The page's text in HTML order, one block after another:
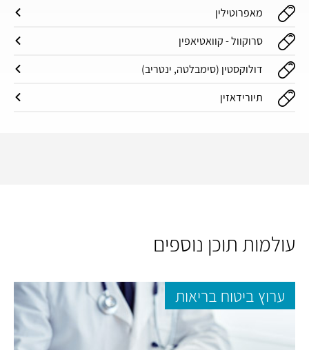
מאפרוטילין
סרוקוול - קוואטיאפין
דולוקסטין (סימבלטה, ינטריב)
תיורידאזין
עולמות תוכן נוספים
ערוץ ביטוח בריאות